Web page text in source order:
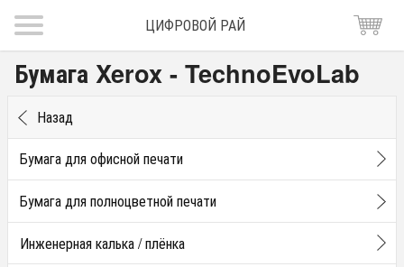
ЦИФРОВОЙ РАЙ
Бумага Xerox - TechnoEvoLab
Назад
Бумага для офисной печати
Бумага для полноцветной печати
Инженерная калька / плёнка